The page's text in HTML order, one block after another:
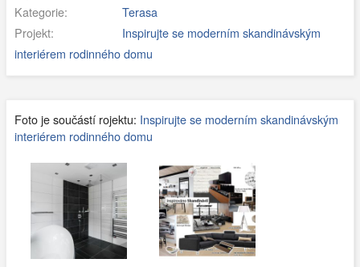
Kategorie:
Terasa
Projekt:
Inspirujte se moderním skandinávským
interiérem rodinného domu
Foto je součástí rojektu: Inspirujte se moderním skandinávským
interiérem rodinného domu